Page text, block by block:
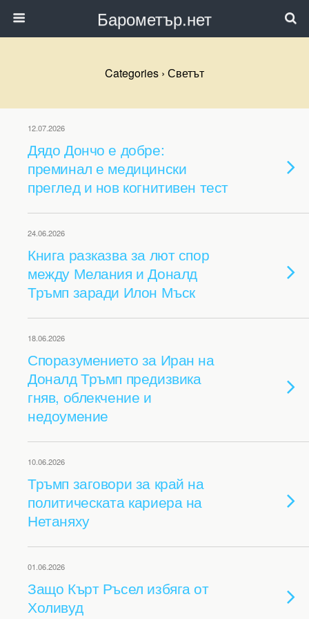
Барометър.нет
Categories › Светът
12.07.2026
Дядо Дончо е добре:
преминал е медицински
преглед и нов когнитивен тест
24.06.2026
Книга разказва за лют спор
между Мелания и Доналд
Тръмп заради Илон Мъск
18.06.2026
Споразумението за Иран на
Доналд Тръмп предизвика
гняв, облекчение и
недоумение
10.06.2026
Тръмп заговори за край на
политическата кариера на
Нетаняху
01.06.2026
Защо Кърт Ръсел избяга от
Холивуд